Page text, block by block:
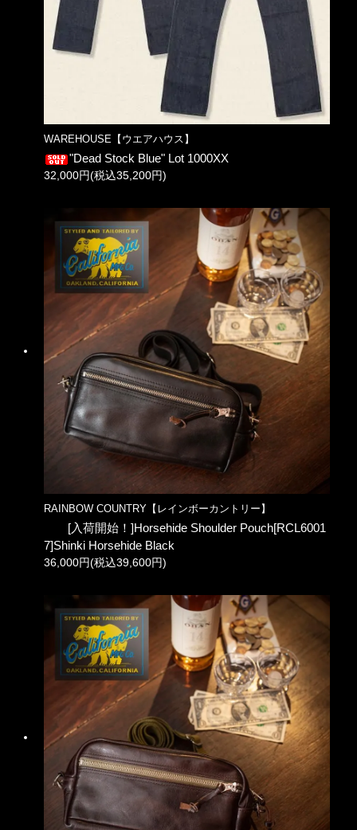
WAREHOUSE【ウエアハウス】
"Dead Stock Blue" Lot 1000XX
32,000円(税込35,200円)
RAINBOW COUNTRY【レインボーカントリー】
[入荷開始！]Horsehide Shoulder Pouch[RCL6001
7]Shinki Horsehide Black
36,000円(税込39,600円)